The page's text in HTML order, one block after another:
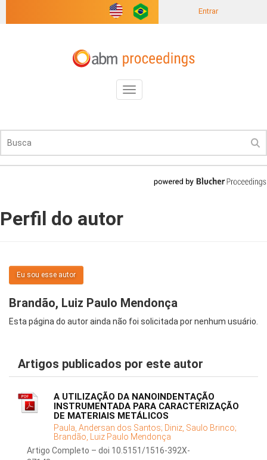
Entrar
Toggle
navigation
Perfil do autor
Eu sou esse autor
Brandão, Luiz Paulo Mendonça
Esta página do autor ainda não foi solicitada por nenhum usuário.
Artigos publicados por este autor
A UTILIZAÇÃO DA NANOINDENTAÇÃO
INSTRUMENTADA PARA CARACTERIZAÇÃO
DE MATERIAIS METÁLICOS
Paula, Andersan dos Santos; Diniz, Saulo Brinco;
Brandão, Luiz Paulo Mendonça
Artigo Completo – doi 10.5151/1516-392X-